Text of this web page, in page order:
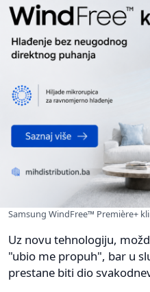
Samsung WindFree™ Première+
Uz novu tehnologiju,
"ubio me propuh", bar u
prestane biti dio